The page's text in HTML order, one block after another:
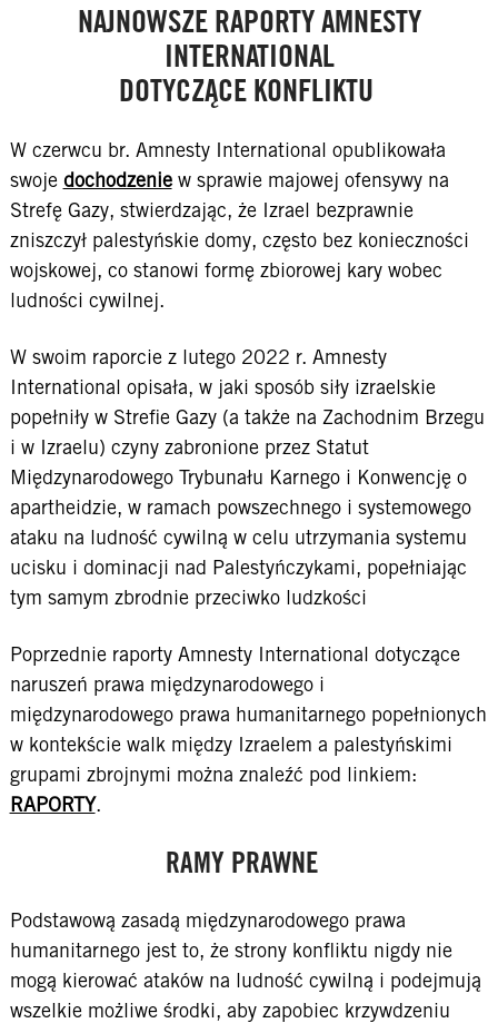
NAJNOWSZE RAPORTY AMNESTY
INTERNATIONAL
DOTYCZĄCE KONFLIKTU
W czerwcu br. Amnesty International opublikowała
swoje dochodzeniew sprawie majowej ofensywy na
Strefę Gazy, stwierdzając, że Izrael bezprawnie
zniszczył palestyńskie domy, często bez konieczności
wojskowej, co stanowi formę zbiorowej kary wobec
ludności cywilnej.
W swoim raporcie z lutego 2022 r. Amnesty
International opisała, w jaki sposób siły izraelskie
popełniły w Strefie Gazy (a także na Zachodnim Brzegu
i w Izraelu) czyny zabronione przez Statut
Międzynarodowego Trybunału Karnego i Konwencję o
apartheidzie, w ramach powszechnego i systemowego
ataku na ludność cywilną w celu utrzymania systemu
ucisku i dominacji nad Palestyńczykami, popełniając
tym samym zbrodnie przeciwko ludzkości
Poprzednie raporty Amnesty International dotyczące
naruszeń prawa międzynarodowego i
międzynarodowego prawa humanitarnego popełnionych
w kontekście walk między Izraelem a palestyńskimi
grupami zbrojnymi można znaleźć pod linkiem:
RAPORTY.
RAMY PRAWNE
Podstawową zasadą międzynarodowego prawa
humanitarnego jest to, że strony konfliktu nigdy nie
mogą kierować ataków na ludność cywilną i podejmują
wszelkie możliwe środki, aby zapobiec krzywdzeniu